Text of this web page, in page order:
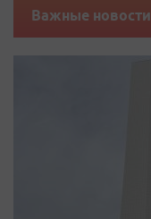
Важные новости